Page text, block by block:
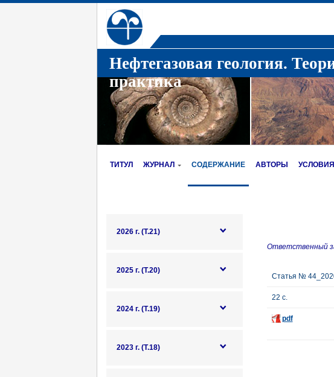
Нефтегазовая геология.
практика
ТИТУЛ ЖУРНАЛ СОДЕРЖАНИЕ АВТОРЫ
2026 г. (Т.21)
2025 г. (Т.20)
2024 г. (Т.19)
2023 г. (Т.18)
Ответственный
Статья №
22 с.
pdf